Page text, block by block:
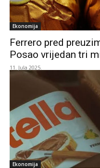
Ekonomija
Ferrero pred
Posao vrijedan tri
11. Jula 2025.
Ekonomija